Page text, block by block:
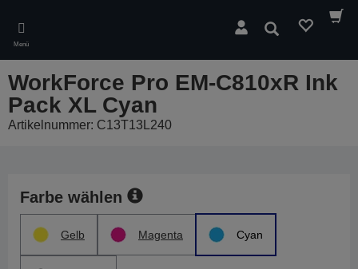
main
content
Menü
Suchen
WorkForce Pro EM-C810xR Ink
Pack XL Cyan
Artikelnummer: C13T13L240
Farbe wählen
Gelb Magenta Cyan